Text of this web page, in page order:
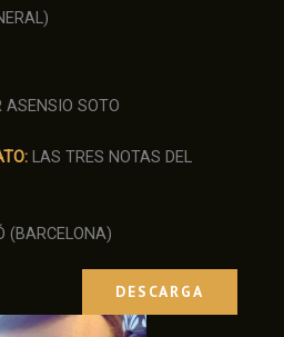
ASENSIO SOTO
LAS TRES NOTAS DEL
(BARCELONA)
DESCARGA